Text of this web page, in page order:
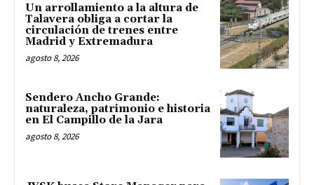
Un arrollamiento a la altura de
Talavera obliga a cortar la
circulación de trenes entre
Madrid y Extremadura
agosto 8, 2026
Sendero Ancho Grande:
naturaleza, patrimonio e historia
en El Campillo de la Jara
agosto 8, 2026